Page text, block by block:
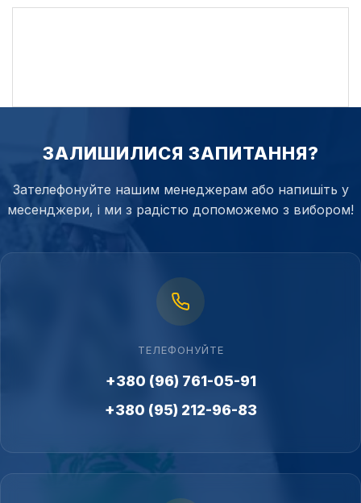
ЗАЛИШИЛИСЯ ЗАПИТАННЯ?
Зателефонуйте нашим менеджерам або напишіть у
месенджери, і ми з радістю допоможемо з вибором!
ТЕЛЕФОНУЙТЕ
+380 (96) 761-05-91
+380 (95) 212-96-83